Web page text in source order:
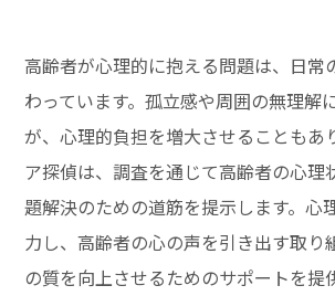
高齢者が心理的に抱える問題は、日常
わっています。孤立感や周囲の無理解
が、心理的負担を増大させることもあ
ア探偵は、調査を通じて高齢者の心理
題解決のための道筋を提示します。心
力し、高齢者の心の声を引き出す取り
の質を向上させるためのサポートを提